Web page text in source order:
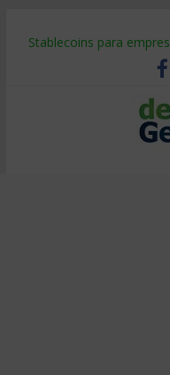
Stablecoins para
Despido silencioso:
IA en selección de
Trabajo forzoso en la
Mercado hispano de